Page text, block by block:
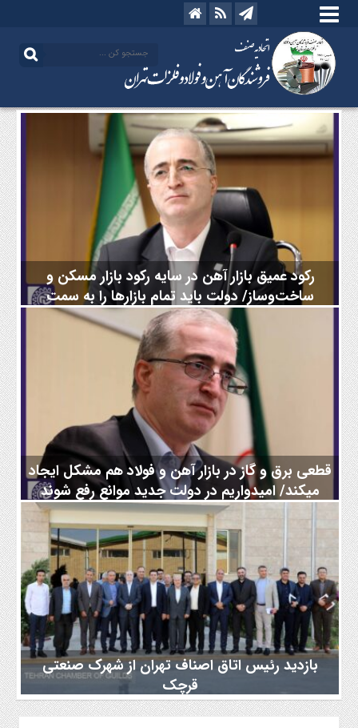
رکود عمیق بازار آهن در سایه رکود بازار مسکن و
ساخت‌و‌ساز/ دولت باید تمام بازارها را به سمت
واقعی شدن سوق دهد
رسیدن به تولید ۵۵ میلیون تن فولاد ترسیم شده بود افزود: با نزدیک
شدن به این چشم‌‌‌انداز، شاهد نزدیک شدن به این ظرفیت هستیم،
اما باید این موضوع را در نظر گرفت که برای فروش این میزان تولید
هم باید بازار داخلی متقاضی بیشتری از این ظرفیت باشد و هم بازار
صادراتی کشور مهیای این صادرات باشد. رئیس اتحادیه فروشندگان
آهن و فولاد تهران در خصوص بازار صادرات بیان کرد: در
قطعی برق و گاز در بازار آهن و فولاد هم مشکل ایجاد
می‎کند/ امیدواریم در دولت جدید موانع رفع شوند
رئیس اتحادیه صنف فروشندگان آهن و فولاد تهران با اشاره به کاهش
عرضه و تقاضای شمش در بورس کالا نسبت به قبل گفت: در حال
حاضر، مصرف شمش برای تولید مقاطع فولادی به کار می‌رود و به
دلیل قطعی برق زمان تولید نمی‌توان تغییری در روند آن ایجاد کنند. از
سوی دیگر، خاموش شدن کوره‌های ذوب و فلزات هزینه‌بر هستند و با
هر خاموش و روشن شدن آنها، هزینه‌ای را برای تولیدکنندگان فولادی
تحمیل می‌کنند که به برنامه‌ریزی دقیقی نیاز دارند و
بازدید رئیس اتاق اصناف تهران از شهرک صنعتی
قرچک
[gallery size="medium" ids="12020,12022,12023,12024"